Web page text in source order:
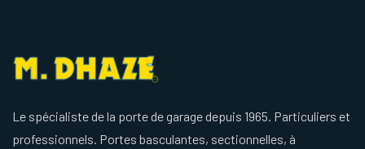
Le spécialiste de la porte de garage depuis 1965. Particuliers et
professionnels. Portes basculantes, sectionnelles, à